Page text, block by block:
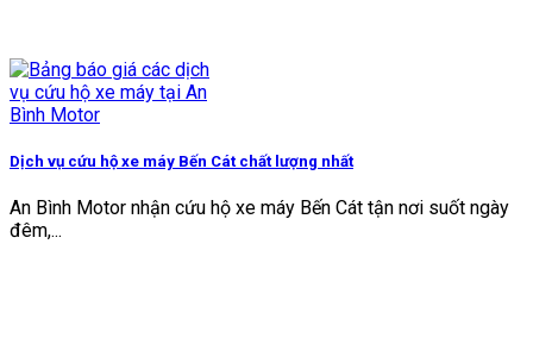
Dịch vụ cứu hộ xe máy Bến Cát chất lượng nhất
An Bình Motor nhận cứu hộ xe máy Bến Cát tận nơi suốt ngày
đêm,...